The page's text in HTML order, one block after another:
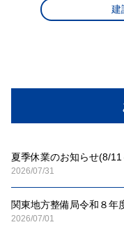
夏季休業のお知らせ(8/
2026/07/31
関東地方整備局令和８年
2026/07/01
建